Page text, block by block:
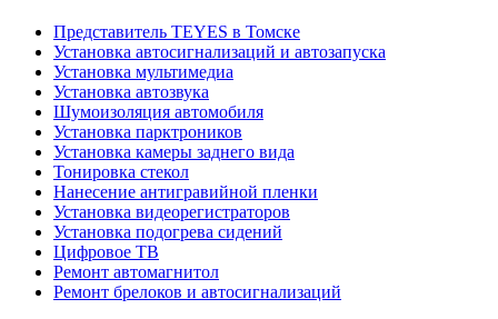
Представитель TEYES в Томске
Установка автосигнализаций и автозапуска
Установка мультимедиа
Установка автозвука
Шумоизоляция автомобиля
Установка парктроников
Установка камеры заднего вида
Тонировка стекол
Нанесение антигравийной пленки
Установка видеорегистраторов
Установка подогрева сидений
Цифровое ТВ
Ремонт автомагнитол
Ремонт брелоков и автосигнализаций